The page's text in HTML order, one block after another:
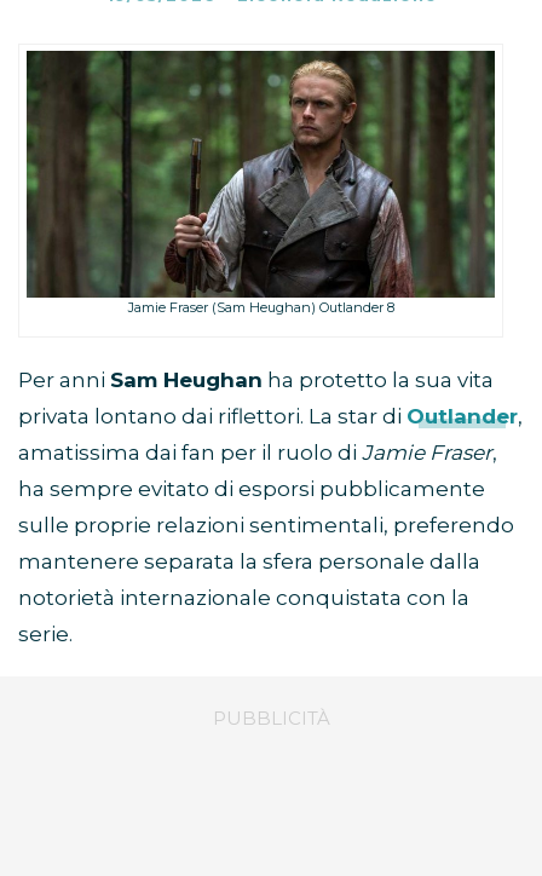
Jamie Fraser (Sam Heughan) Outlander 8
Per anni Sam Heughan ha protetto la sua vita
privata lontano dai riflettori. La star di Outlander,
amatissima dai fan per il ruolo di Jamie Fraser,
ha sempre evitato di esporsi pubblicamente
sulle proprie relazioni sentimentali, preferendo
mantenere separata la sfera personale dalla
notorietà internazionale conquistata con la
serie.